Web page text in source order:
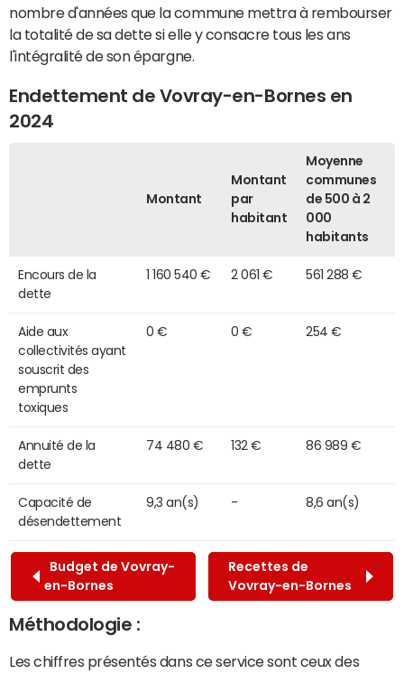
nombre d'années que la commune mettra à rembourser
la totalité de sa dette si elle y consacre tous les ans
l'intégralité de son épargne.
Endettement de Vovray-en-Bornes en
2024
Montant
Montant
par
habitant
Moyenne
communes
de 500 à 2
000
habitants
Encours de la
dette
1 160 540 € 2 061 € 561 288 €
Aide aux
collectivités ayant
souscrit des
emprunts
toxiques
0 € 0 € 254 €
Annuité de la
dette
74 480 € 132 € 86 989 €
Capacité de
désendettement
9,3 an(s) - 8,6 an(s)
Budget de Vovray-
en-Bornes
Recettes de
Vovray-en-Bornes
Méthodologie :
Les chiffres présentés dans ce service sont ceux des